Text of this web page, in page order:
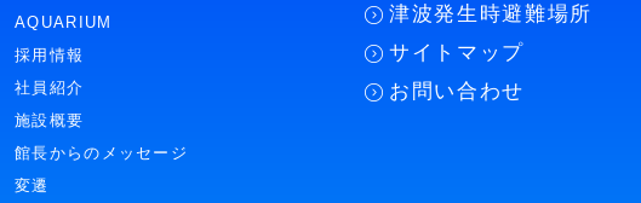
AQUARIUM
採用情報
社員紹介
施設概要
館長からのメッセージ
変遷
津波発生時避難場所
サイトマップ
お問い合わせ